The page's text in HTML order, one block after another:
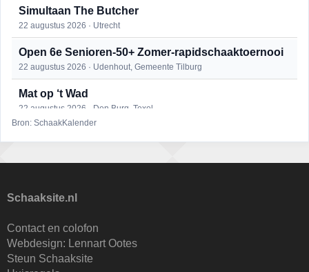
Simultaan The Butcher
22 augustus 2026 · Utrecht
Open 6e Senioren-50+ Zomer-rapidschaaktoernooi
22 augustus 2026 · Udenhout, Gemeente Tilburg
Mat op ‘t Wad
22 augustus 2026 · Den Burg, Texel
25 augustus 2026 · Bunschoten-Spakenburg
27 augustus 2026 · Delft
Nazomervierkampentoernooi 2026
Bron: SchaakKalender
Schaaksite.nl
Contact en colofon
Webdesign: Lennart Ootes
Steun Schaaksite